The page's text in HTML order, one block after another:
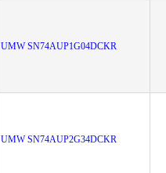
UMW SN74AUP1G04DCKR
UMW SN74AUP2G34DCKR